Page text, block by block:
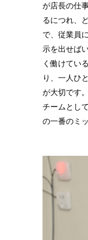
が店長の仕
るにつれ、
で、従業員
示を出せば
く働けてい
り、一人ひ
が大切です
チームとし
の一番のミ